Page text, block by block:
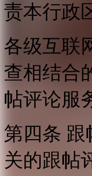
责本行政
各级互联
查相结合
帖评论服
第四条
关的跟帖